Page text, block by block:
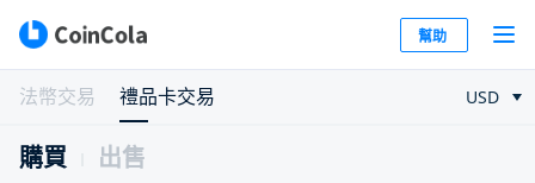
幫助
法幣交易 禮品卡交易 USD
購買 出售